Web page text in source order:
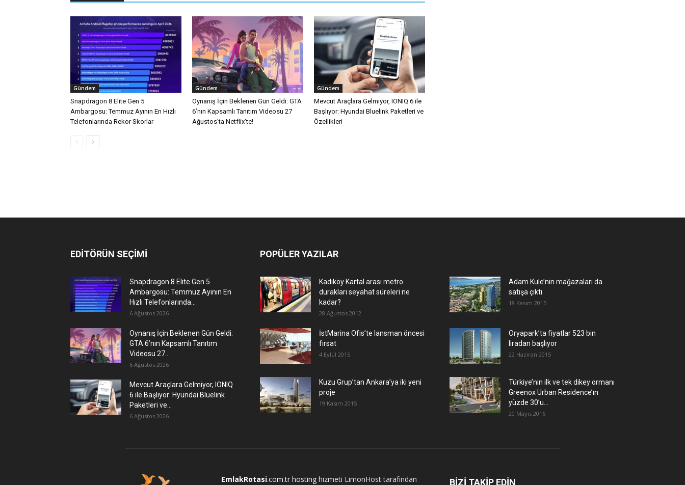
Gündem
Snapdragon 8 Elite Gen 5
Ambargosu: Temmuz Ayının En Hızlı
Telefonlarında Rekor Skorlar
Gündem
Oynanış İçin Beklenen Gün Geldi: GTA
6’nın Kapsamlı Tanıtım Videosu 27
Ağustos’ta Netflix’te!
Gündem
Mevcut Araçlara Gelmiyor, IONIQ 6 ile
Başlıyor: Hyundai Bluelink Paketleri ve
Özellikleri
EDİTÖRÜN SEÇİMİ
Snapdragon 8 Elite Gen 5
Ambargosu: Temmuz Ayının En
Hızlı Telefonlarında...
6 Ağustos 2026
Oynanış İçin Beklenen Gün Geldi:
GTA 6’nın Kapsamlı Tanıtım
Videosu 27...
6 Ağustos 2026
Mevcut Araçlara Gelmiyor, IONIQ
6 ile Başlıyor: Hyundai Bluelink
Paketleri ve...
6 Ağustos 2026
POPÜLER YAZILAR
Kadıköy Kartal arası metro
durakları seyahat süreleri ne
kadar?
28 Ağustos 2012
Adam Kule’nin mağazaları da
satışa çıktı
18 Kasım 2015
İstMarina Ofis’te lansman öncesi
fırsat
4 Eylül 2015
Oryapark’ta fiyatlar 523 bin
liradan başlıyor
22 Haziran 2015
​Kuzu Grup’tan Ankara’ya iki yeni
proje
19 Kasım 2015
Türkiye’nin ilk ve tek dikey ormanı
Greenox Urban Residence’ın
yüzde 30’u...
20 Mayıs 2016
EmlakRotasi.com.tr hostinghizmeti LimonHost tarafından BİZİ TAKİP EDİN